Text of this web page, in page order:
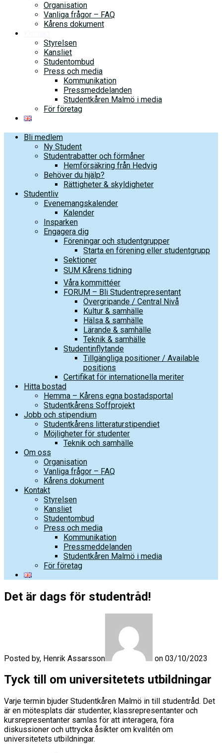
Organisation
Vanliga frågor – FAQ
Kårens dokument
Styrelsen
Kansliet
Studentombud
Press och media
Kommunikation
Pressmeddelanden
Studentkåren Malmö i media
För företag
Bli medlem
Ny Student
Studentrabatter och förmåner
Hemförsäkring från Hedvig
Behöver du hjälp?
Rättigheter & skyldigheter
Studentliv
Evenemangskalender
Kalender
Insparken
Engagera dig
Föreningar och studentgrupper
Starta en förening eller studentgrupp
Sektioner
SUM Kårens tidning
Våra kommittéer
FORUM – Bli Studentrepresentant
Övergripande / Central Nivå
Kultur & samhälle
Hälsa & samhälle
Lärande & samhälle
Teknik & samhälle
Studentinflytande
Tillgängliga positioner / Available
positions
Certifikat för internationella meriter
Hitta bostad
Hemma – Kårens egna bostadsportal
Studentkårens Soffprojekt
Jobb och stipendium
Studentkårens litteraturstipendiet
Möjligheter för studenter
Teknik och samhälle
Om oss
Organisation
Vanliga frågor – FAQ
Kårens dokument
Kontakt
Styrelsen
Kansliet
Studentombud
Press och media
Kommunikation
Pressmeddelanden
Studentkåren Malmö i media
För företag
Det är dags för studentråd!
Posted by, Henrik Assarsson on 03/10/2023
Tyck till om universitetets utbildningar
Varje termin bjuder Studentkåren Malmö in till studentråd. Det
är en mötesplats där studenter, klassrepresentanter och
kursrepresentanter samlas för att interagera, föra
diskussioner och uttrycka åsikter om kvalitén om
universitetets utbildningar.